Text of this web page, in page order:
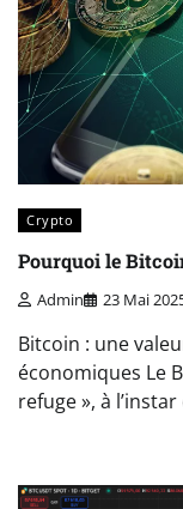
Crypto
Pourquoi le
Admin 23 Mai
Bitcoin : une
économiques Le
refuge », à